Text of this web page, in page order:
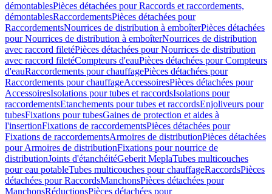
démontablesPièces détachées pour Raccords et raccordements,
démontablesRaccordementsPièces détachées pour
RaccordementsNourrices de distribution à emboîterPièces détachées
pour Nourrices de distribution à emboîterNourrices de distribution
avec raccord filetéPièces détachées pour Nourrices de distribution
avec raccord filetéCompteurs d'eauPièces détachées pour Compteurs
d'eauRaccordements pour chauffagePièces détachées pour
Raccordements pour chauffageAccessoiresPièces détachées pour
AccessoiresIsolations pour tubes et raccordsIsolations pour
raccordementsEtanchements pour tubes et raccordsEnjoliveurs pour
tubesFixations pour tubesGaines de protection et aides à
l'insertionFixations de raccordementsPièces détachées pour
Fixations de raccordementsArmoires de distributionPièces détachées
pour Armoires de distributionFixations pour nourrice de
distributionJoints d'étanchéitéGeberit MeplaTubes multicouches
pour eau potableTubes multicouches pour chauffageRaccordsPièces
détachées pour RaccordsManchonsPièces détachées pour
ManchonsRéductionsPièces détachées pour